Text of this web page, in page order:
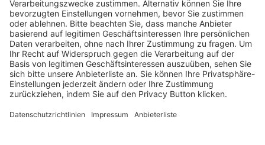
Schulungsangebot Vereinsmitarbeiter
BFV-Geschäftsstellen
Trainerbörse
Login SpielPlus
FOLGE DEM BFV